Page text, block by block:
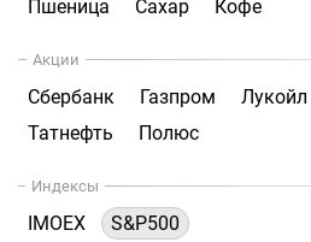
Пшеница
Сахар Кофе
Акции
Сбербанк Газпром Лукойл
Татнефть
Полюс
Индексы
IMOEX S&P500